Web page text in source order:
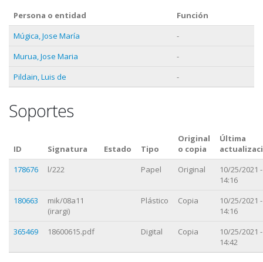
Persona o entidad
Función
Múgica, Jose María
-
Murua, Jose Maria
-
Pildain, Luis de
-
Soportes
ID Signatura Estado Tipo
Original
o copia
Última
178676
l/222 Papel Original
10/25/2021 -
14:16
180663
mik/08a11
(irargi)
Plástico Copia
10/25/2021 -
14:16
365469
18600615.pdf Digital Copia
10/25/2021 -
14:42